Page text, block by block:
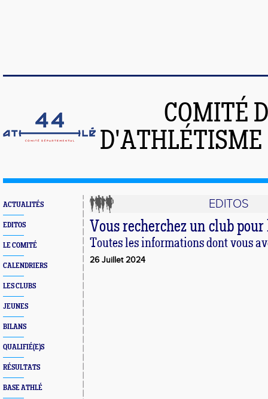
COMITÉ
D'ATHLÉTISME
ACTUALITÉS
EDITOS
LE COMITÉ
CALENDRIERS
LES CLUBS
JEUNES
BILANS
QUALIFIÉ(E)S
RÉSULTATS
BASE ATHLÉ
EDITOS
Vous recherchez un club
Toutes les informations dont vous
26 Juillet 2024